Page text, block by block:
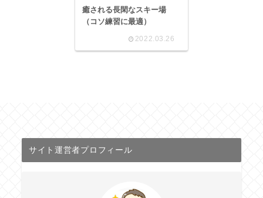
癒される長閑なスキー場
（コソ練習に最適）
2022.03.26
サイト運営者プロフィール